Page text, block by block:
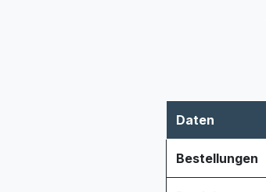
Daten
Bestellungen